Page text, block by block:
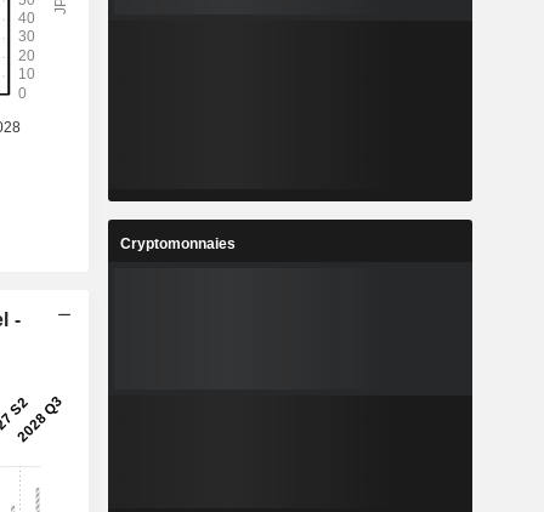
-
Cryptomonnaies